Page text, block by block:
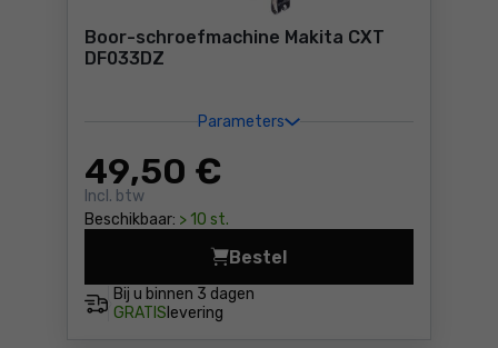
Boor-schroefmachine Makita CXT
DF033DZ
Parameters
49,50 €
Incl. btw
Beschikbaar: > 10 st.
Bij u binnen 3 dagen
GRATIS levering
Bestel
Boor-schroefmachine